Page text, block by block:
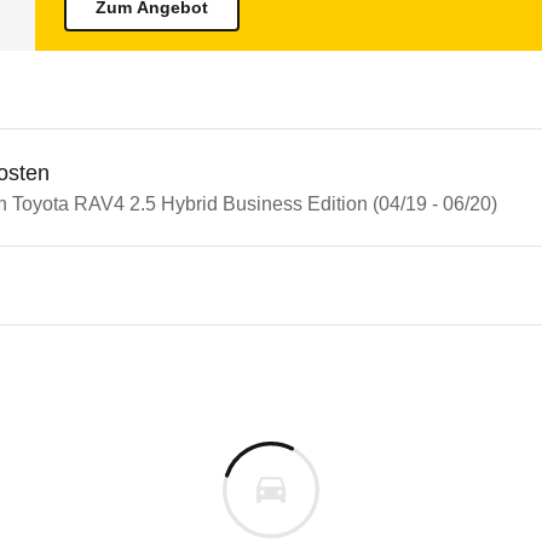
Zum Angebot
Toyota RAV4 2.5 Hybrid Business Edition (04/19 - 06/20)
Baureihengeneration wie das
die dafür erforderlichen Punktwerte deutlich.